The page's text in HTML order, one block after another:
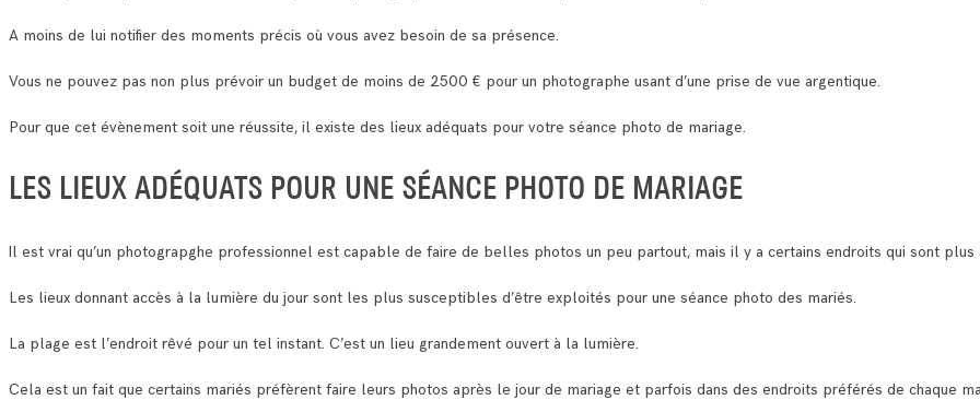
A moins de lui notifier des moments précis où vous avez besoin de sa présence.
Vous ne pouvez pas non plus prévoir un budget de moins de 2500 € pour un photographe usant d’une prise de vue argentique.
Pour que cet évènement soit une réussite, il existe des lieux adéquats pour votre séance photo de mariage.
LES LIEUX ADÉQUATS POUR UNE SÉANCE PHOTO DE MARIAGE
Il est vrai qu’un photograpghe professionnel est capable de faire de belles photos un peu partout, mais il y a certains endroits qui sont plus
Les lieux donnant accès à la lumière du jour sont les plus susceptibles d’être exploités pour une séance photo des mariés.
La plage est l’endroit rêvé pour un tel instant. C’est un lieu grandement ouvert à la lumière.
Cela est un fait que certains mariés préfèrent faire leurs photos après le jour de mariage et parfois dans des endroits préférés de chaque